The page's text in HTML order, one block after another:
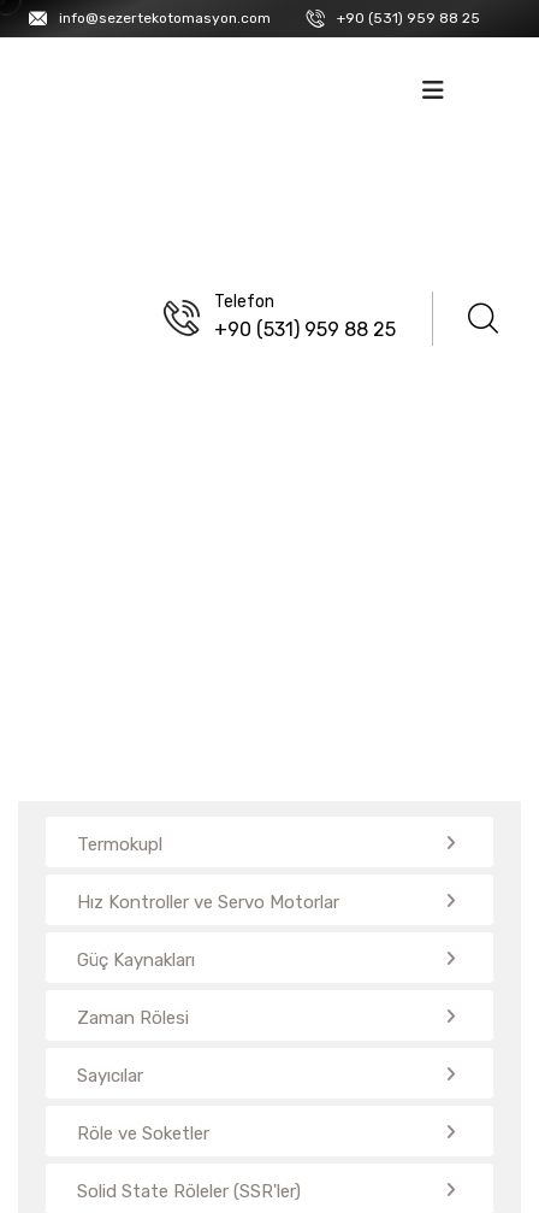
info@sezertekotomasyon.com +90 (531) 959 88 25
Telefon
+90 (531) 959 88 25
Termokupl
Hız Kontroller ve Servo Motorlar
Güç Kaynakları
Zaman Rölesi
Sayıcılar
Röle ve Soketler
Solid State Röleler (SSR'ler)